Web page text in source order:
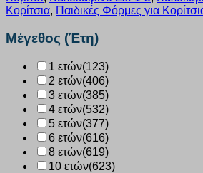
ΡΟΖ
2311127
ποσότητα
Κορίτσια, Παιδικές Φόρμες για
Μέγεθος (Έτη)
1 ετών(123)
2 ετών(406)
3 ετών(385)
4 ετών(532)
5 ετών(377)
6 ετών(616)
8 ετών(619)
10 ετών(623)